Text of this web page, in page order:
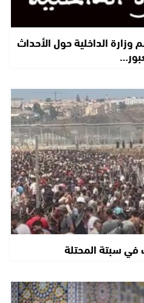
الداخلية حول الأحداث
سبتة المحتلة